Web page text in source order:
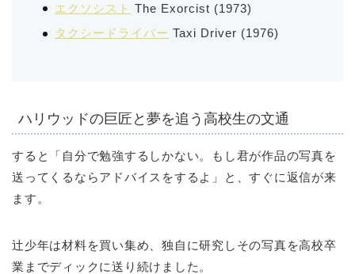
エクソシスト The Exorcist (1973)
タクシードライバー Taxi Driver (1976)
ハリウッドの巨匠と夢を追う高校生の文通
すると「自分で勉強するしかない。もし君が作品の写真を
送ってくるならアドバイスをするよ」と、すぐに返信が来
ます。
辻少年は材料を買い集め、独自に研究しその写真を高校卒
業までディックに送り続けました。